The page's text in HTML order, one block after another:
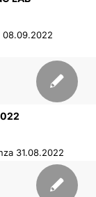
31.08.2022